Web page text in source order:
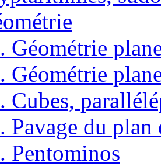
Géométrie
Géométrie
Cubes,
Pavage du plan
Pentominos